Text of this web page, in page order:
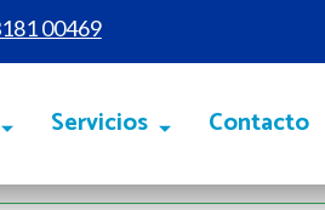
00469
Servicios Contacto